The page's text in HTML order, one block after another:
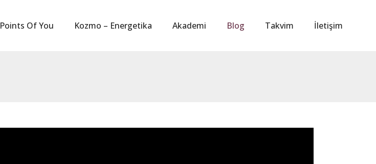
Points Of You Kozmo – Energetika Akademi Blog Takvim İletişim